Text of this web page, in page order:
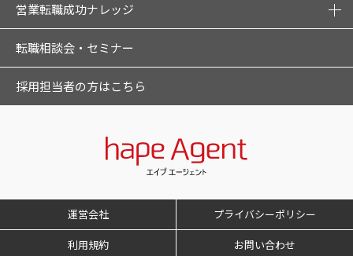
営業転職成功ナレッジ
転職相談会・セミナー
採用担当者の方はこちら
運営会社 プライバシーポリシー
利用規約 お問い合わせ